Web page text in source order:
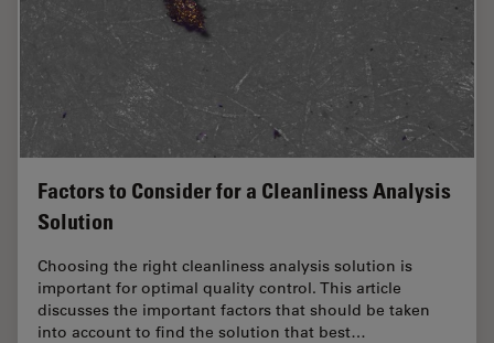
Factors to Consider for a Cleanliness Analysis
Solution
Choosing the right cleanliness analysis solution is
important for optimal quality control. This article
discusses the important factors that should be taken
into account to find the solution that best…